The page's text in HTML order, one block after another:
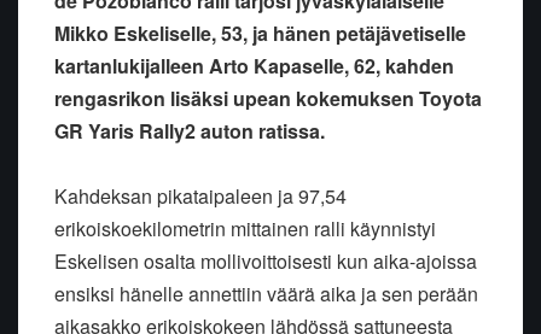
Mikko Eskeliselle, 53, ja hänen petäjävetiselle
kartanlukijalleen Arto Kapaselle, 62, kahden
rengasrikon lisäksi upean kokemuksen Toyota
GR Yaris Rally2 auton ratissa.
Kahdeksan pikataipaleen ja 97,54
erikoiskoekilometrin mittainen ralli käynnistyi
Eskelisen osalta mollivoittoisesti kun aika-ajoissa
ensiksi hänelle annettiin väärä aika ja sen perään
aikasakko erikoiskokeen lähdössä sattuneesta